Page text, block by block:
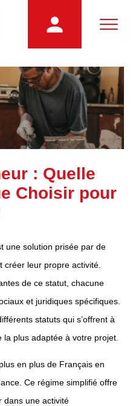
: Quelle
Choisir pour
une solution prisée par de
créer leur propre activité.
de ce statut, chacune
et juridiques spécifiques.
statuts qui s’offrent à
plus adaptée à votre projet.
en plus de Français en
Ce régime simplifié offre
dans une activité